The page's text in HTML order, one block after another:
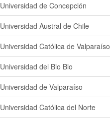
Universidad de Concepción
Universidad Austral de Chile
Universidad Católica de Valparaíso
Universidad del Bio Bio
Universidad de Valparaíso
Universidad Católica del Norte